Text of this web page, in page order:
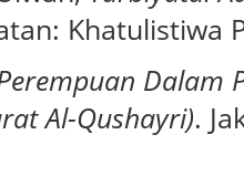
Khatulistiwa
Dalam
Al-Qushayri).